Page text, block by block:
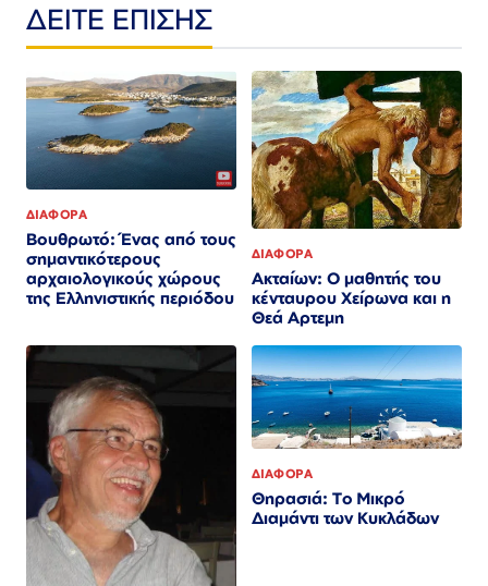
ΔΕΙΤΕ ΕΠΙΣΗΣ
ΔΙΑΦΟΡΑ
Βουθρωτό: Ένας από τους
σημαντικότερους
αρχαιολογικούς χώρους
της Ελληνιστικής περιόδου
ΔΙΑΦΟΡΑ
Ακταίων: Ο μαθητής του
κένταυρου Χείρωνα και η
Θεά Αρτεμη
ΔΙΑΦΟΡΑ
Θηρασιά: Το Μικρό
Διαμάντι των Κυκλάδων